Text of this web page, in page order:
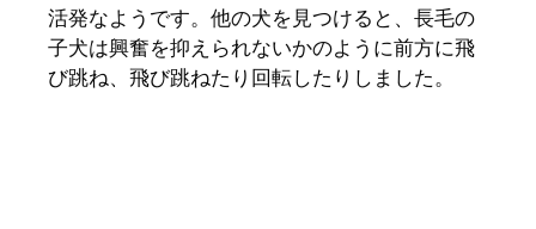
活発なようです。他の犬を見つけると、長毛の
子犬は興奮を抑えられないかのように前方に飛
び跳ね、飛び跳ねたり回転したりしました。